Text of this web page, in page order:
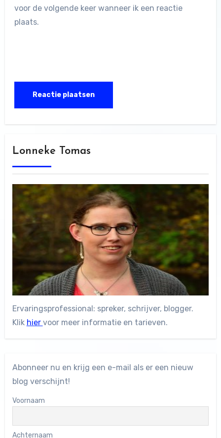
voor de volgende keer wanneer ik een reactie
plaats.
Lonneke Tomas
Ervaringsprofessional: spreker, schrijver, blogger.
Klik hier voor meer informatie en tarieven.
Abonneer nu en krijg een e-mail als er een nieuw
blog verschijnt!
Voornaam
Achternaam